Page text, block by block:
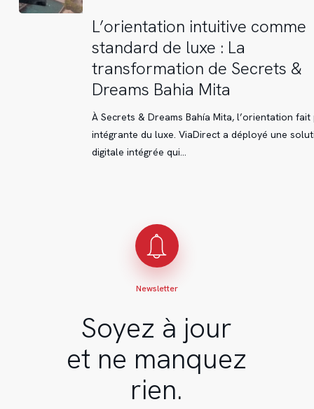
L’orientation
comme
standard
luxe
transformation
L’orientation intuitive comme
standard de luxe : La
transformation de Secrets &
Dreams Bahia Mita
À Secrets & Dreams Bahía Mita, l’orientation fait
intégrante du luxe. ViaDirect a déployé une
digitale intégrée qui…
Newsletter
Soyez à jour
et ne manquez
rien.